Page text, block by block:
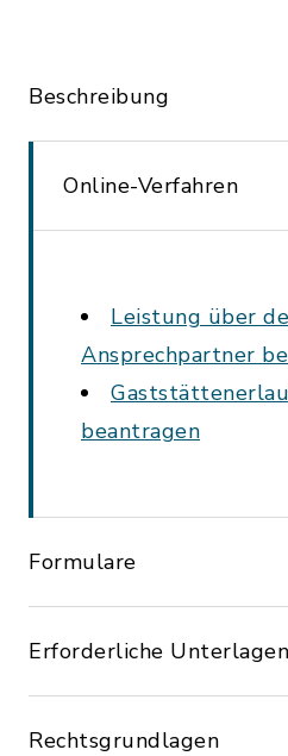
Beschreibung
Online-Verfahren
Leistung über
Ansprechpartner
beantragen
Formulare
Erforderliche Unterlagen
Rechtsgrundlagen